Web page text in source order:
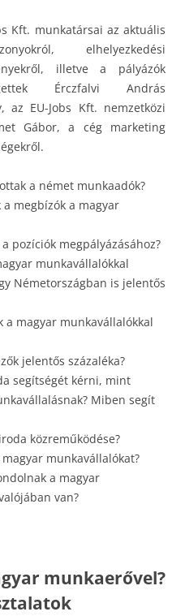
Kft. munkatársai az aktuális
elhelyezkedési
illetve a pályázók
Érczfalvi András
az EU-Jobs Kft. nemzetközi
Gábor, a cég marketing
a német munkaadók?
megbízók a magyar
pozíciók megpályázásához?
munkavállalókkal
Németországban is jelentős
a magyar munkavállalókkal
jelentős százaléka?
segítségét kérni, mint
Miben segít
közreműködése?
munkavállalókat?
a magyar
van?
munkaerővel?